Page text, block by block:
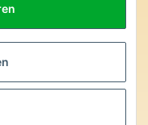
Wir weisen